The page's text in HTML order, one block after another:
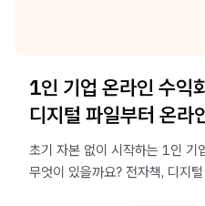
1인 기업 온라인 수익
디지털 파일부터 온라
초기 자본 없이 시작하는 1인 기
무엇이 있을까요? 전자책, 디지